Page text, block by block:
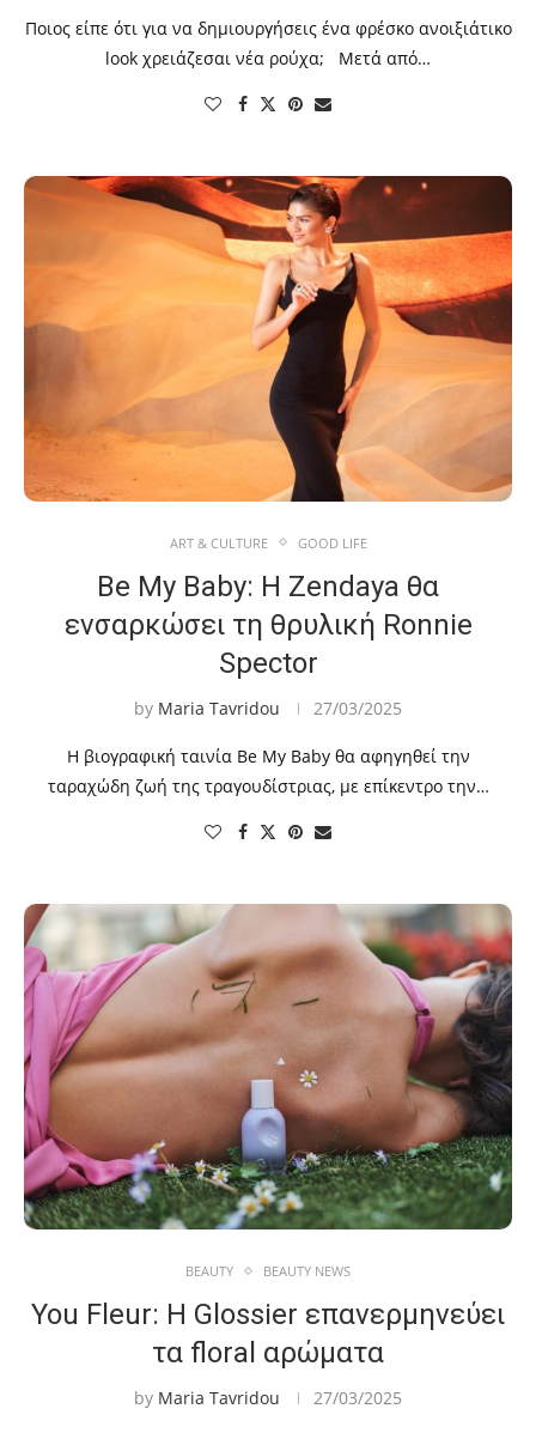
Ποιος είπε ότι για να δημιουργήσεις ένα φρέσκο ανοιξιάτικο
look χρειάζεσαι νέα ρούχα; Μετά από…
ART & CULTURE GOOD LIFE
Be My Baby: Η Zendaya θα
ενσαρκώσει τη θρυλική Ronnie
Spector
by Maria Tavridou 27/03/2025
Η βιογραφική ταινία Be My Baby θα αφηγηθεί την
ταραχώδη ζωή της τραγουδίστριας, με επίκεντρο την…
BEAUTY BEAUTY NEWS
You Fleur: Η Glossier επανερμηνεύει
τα floral αρώματα
by Maria Tavridou 27/03/2025